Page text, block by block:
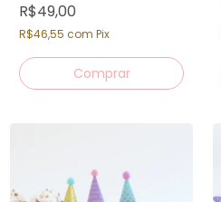
R$49,00
R$46,55 com Pix